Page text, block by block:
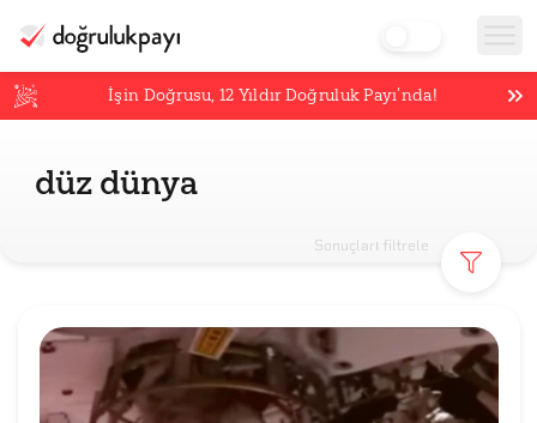
İşin Doğrusu,12 Yıldır Doğruluk Payı’nda!
düz dünya
Sonuçları filtrele